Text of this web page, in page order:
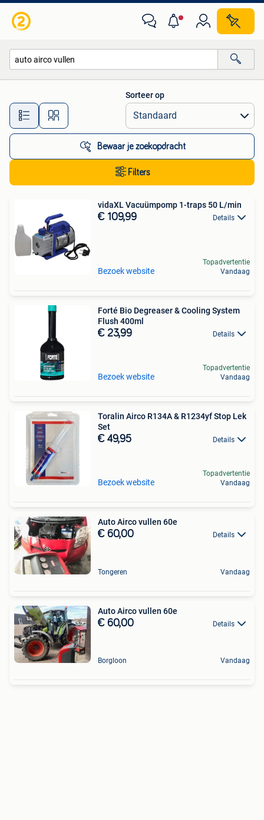
Alle afstanden…
Sorteer op
Bewaar je zoekopdracht
Filters
vidaXL Vacuümpomp 1-traps 50 L/min
€ 109,99 Details
Bezoek website
Topadvertentie
Vandaag
Forté Bio Degreaser & Cooling System
Flush 400ml
€ 23,99 Details
Bezoek website
Topadvertentie
Vandaag
Toralin Airco R134A & R1234yf Stop Lek
Set
€ 49,95 Details
Bezoek website
Topadvertentie
Vandaag
Auto Airco vullen 60e
€ 60,00 Details
Tongeren Vandaag
Auto Airco vullen 60e
€ 60,00 Details
Borgloon Vandaag